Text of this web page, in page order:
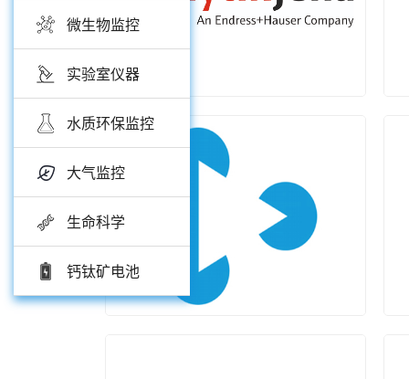
微生物监控
实验室仪器
水质环保监控
大气监控
生命科学
钙钛矿电池
Analytik Jena